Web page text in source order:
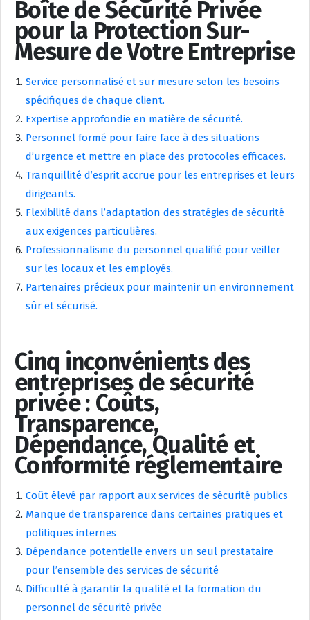
Boîte de Sécurité Privée
pour la Protection Sur-
Mesure de Votre Entreprise
Service personnalisé et sur mesure selon les besoins
spécifiques de chaque client.
Expertise approfondie en matière de sécurité.
Personnel formé pour faire face à des situations
d’urgence et mettre en place des protocoles efficaces.
Tranquillité d’esprit accrue pour les entreprises et leurs
dirigeants.
Flexibilité dans l’adaptation des stratégies de sécurité
aux exigences particulières.
Professionnalisme du personnel qualifié pour veiller
sur les locaux et les employés.
Partenaires précieux pour maintenir un environnement
sûr et sécurisé.
Cinq inconvénients des
entreprises de sécurité
privée : Coûts,
Transparence,
Dépendance, Qualité et
Conformité réglementaire
Coût élevé par rapport aux services de sécurité publics
Manque de transparence dans certaines pratiques et
politiques internes
Dépendance potentielle envers un seul prestataire
pour l’ensemble des services de sécurité
Difficulté à garantir la qualité et la formation du
personnel de sécurité privée